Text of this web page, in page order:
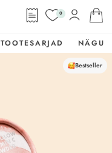
0
TOOTESARJAD NÄGU
Bestseller